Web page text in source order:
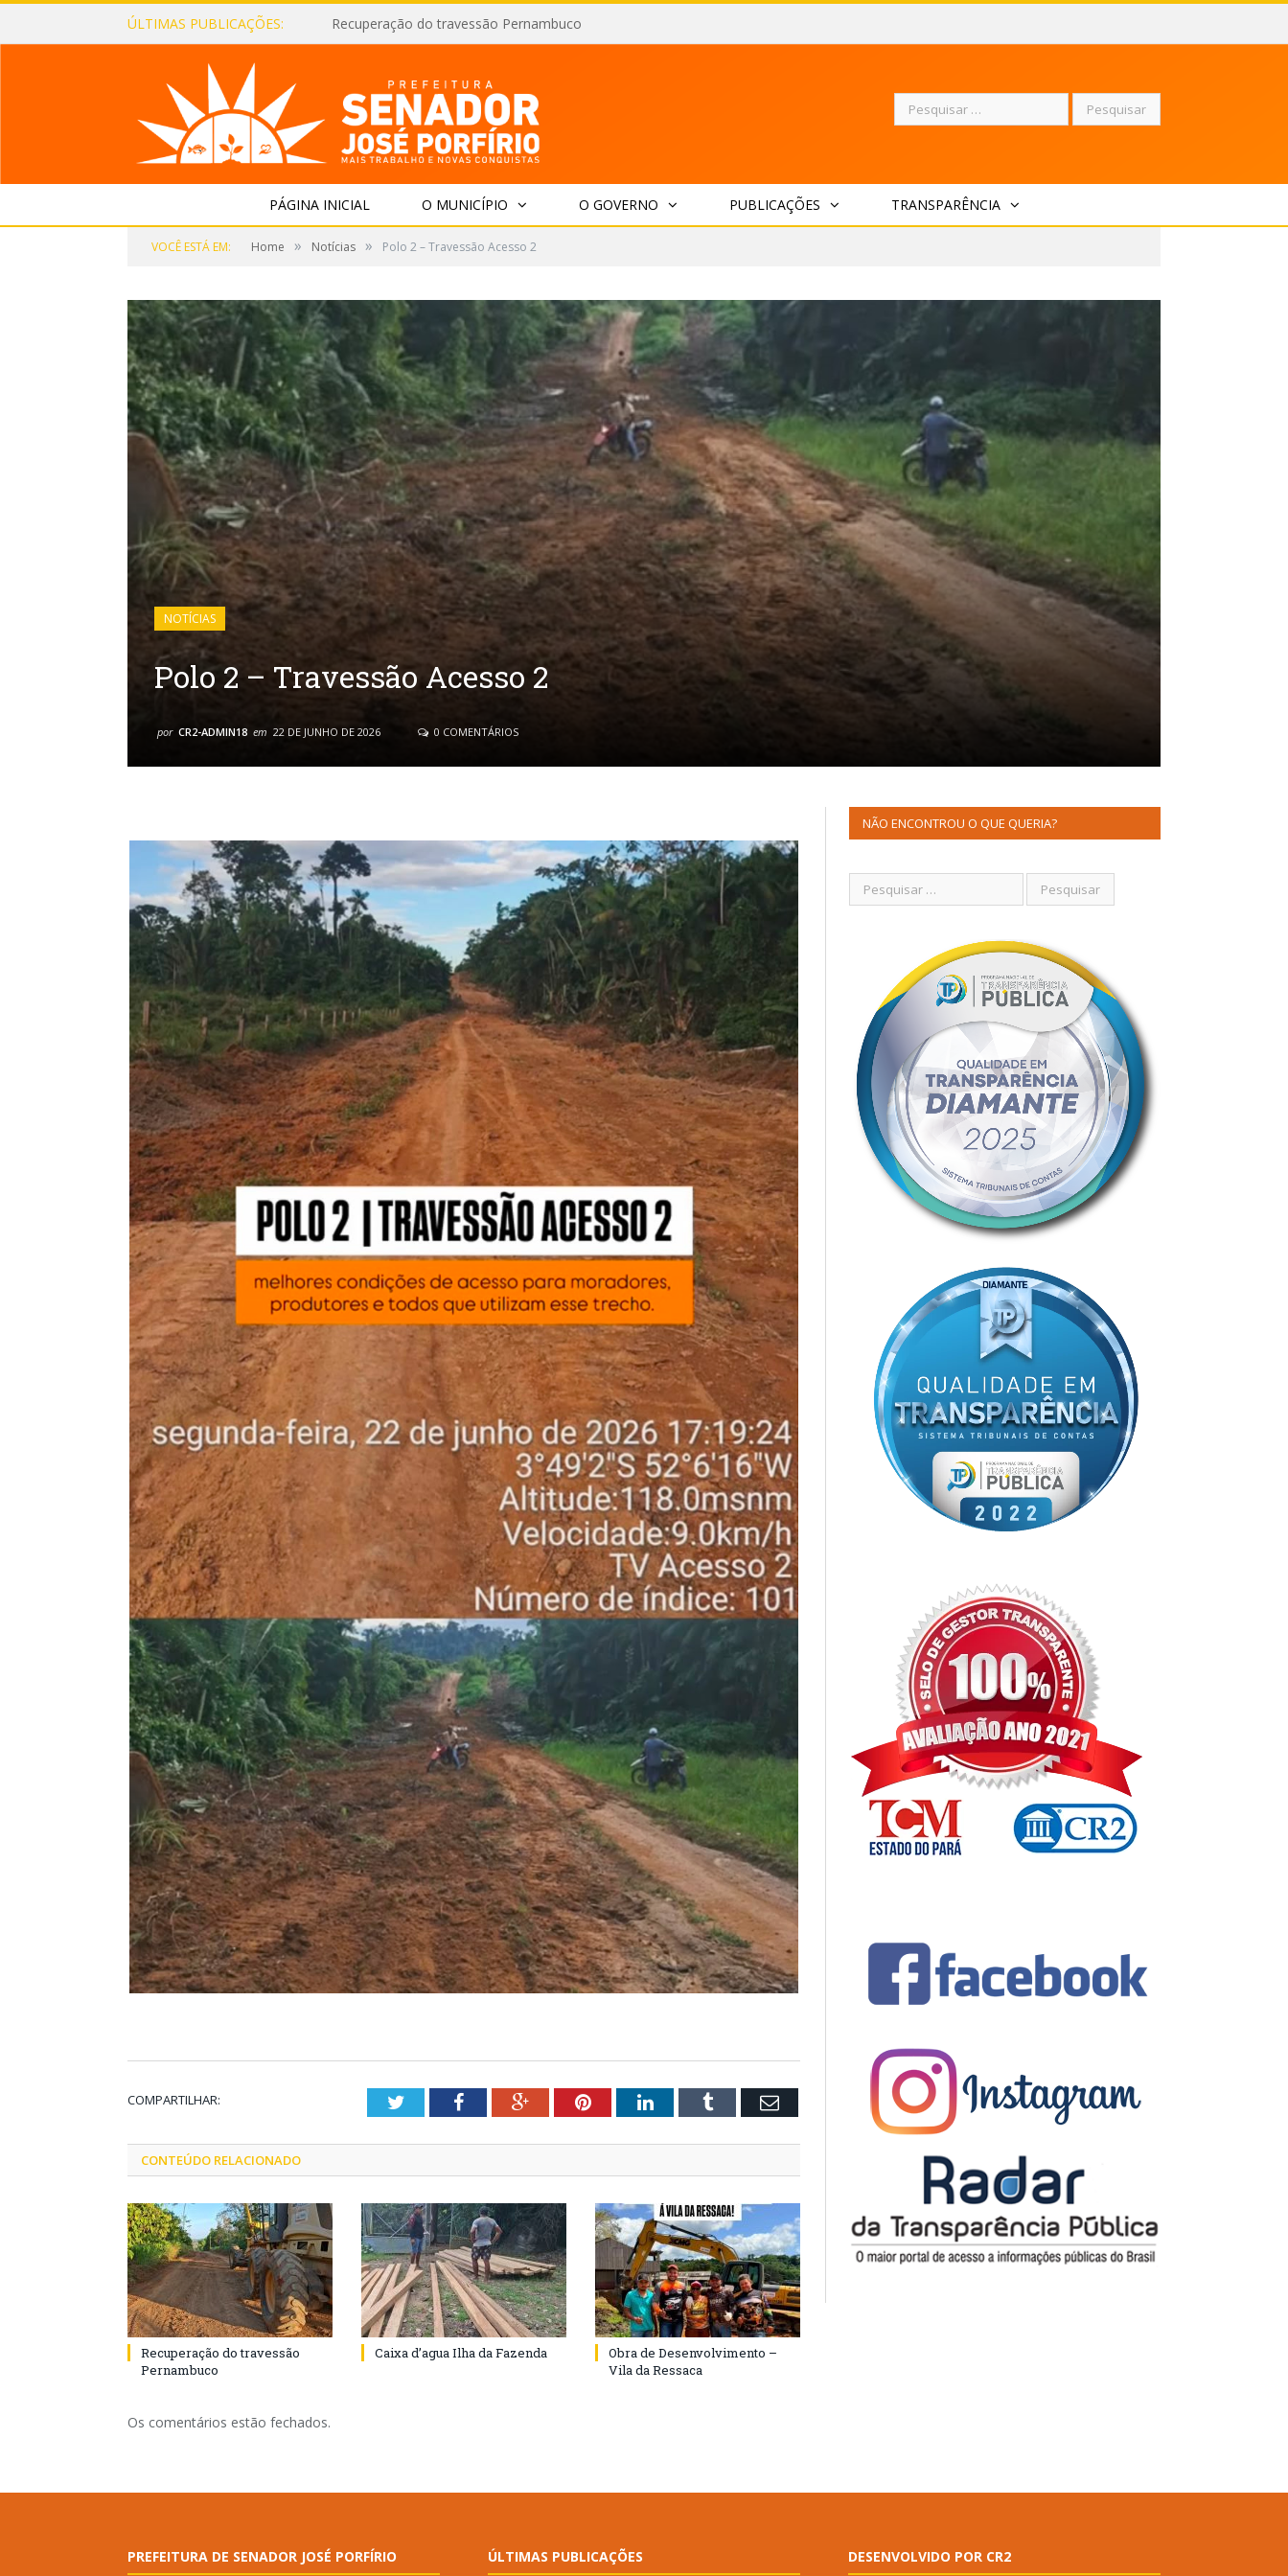
ÚLTIMAS PUBLICAÇÕES: Recuperação do travessão Pernambuco
Pesquisar
PÁGINA INICIAL O MUNICÍPIO O GOVERNO PUBLICAÇÕES TRANSPARÊNCIA
VOCÊ ESTÁ EM: Home » Notícias » Polo 2 – Travessão Acesso 2
NOTÍCIAS
Polo 2 – Travessão Acesso 2
por CR2-ADMIN18 em 22 DE JUNHO DE 2026 0 COMENTÁRIOS
COMPARTILHAR: TwitterFacebookGoogle+PinterestLinkedInTumblr Email
CONTEÚDO RELACIONADO
Recuperação do travessão
Pernambuco
Caixa d’agua Ilha da Fazenda
Obra de Desenvolvimento –
Vila da Ressaca
Os comentários estão fechados.
NÃO ENCONTROU O QUE QUERIA?
PREFEITURA DE SENADOR JOSÉ PORFÍRIO ÚLTIMAS PUBLICAÇÕES DESENVOLVIDO POR CR2